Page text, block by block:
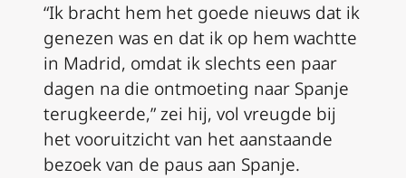
“Ik bracht hem het goede nieuws dat ik
genezen was en dat ik op hem wachtte
in Madrid, omdat ik slechts een paar
dagen na die ontmoeting naar Spanje
terugkeerde,” zei hij, vol vreugde bij
het vooruitzicht van het aanstaande
bezoek van de paus aan Spanje.